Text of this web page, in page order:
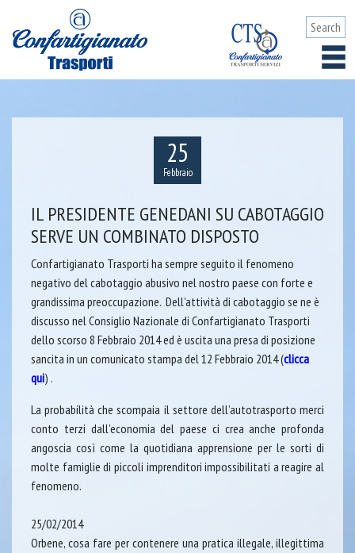
25
Febbraio
IL PRESIDENTE GENEDANI SU CABOTAGGIO
SERVE UN COMBINATO DISPOSTO
Confartigianato Trasporti ha sempre seguito il fenomeno
negativo del cabotaggio abusivo nel nostro paese con forte e
grandissima preoccupazione. Dell’attività di cabotaggio se ne è
discusso nel Consiglio Nazionale di Confartigianato Trasporti
dello scorso 8 Febbraio 2014 ed è uscita una presa di posizione
sancita in un comunicato stampa del 12 Febbraio 2014 (clicca
qui) .
La probabilità che scompaia il settore dell’autotrasporto merci
conto terzi dall’economia del paese ci crea anche profonda
angoscia così come la quotidiana apprensione per le sorti di
molte famiglie di piccoli imprenditori impossibilitati a reagire al
fenomeno.
25/02/2014
Orbene, cosa fare per contenere una pratica illegale, illegittima